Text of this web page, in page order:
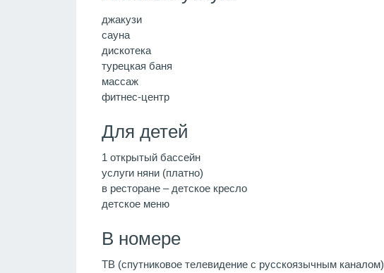
джакузи
сауна
дискотека
турецкая баня
массаж
фитнес-центр
Для детей
1 открытый бассейн
услуги няни (платно)
в ресторане – детское кресло
детское меню
В номере
ТВ (спутниковое телевидение с русскоязычным каналом)